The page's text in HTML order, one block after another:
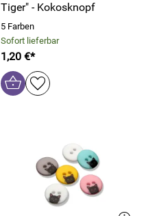
Tiger" - Kokosknopf
5 Farben
Sofort lieferbar
1,20 €*